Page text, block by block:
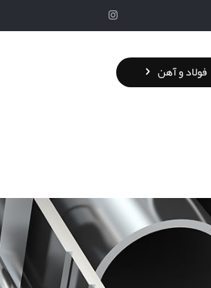
فولاد و آهن